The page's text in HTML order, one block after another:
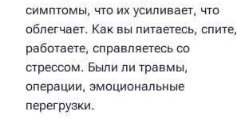
симптомы, что их усиливает, что
облегчает. Как вы питаетесь, спите,
работаете, справляетесь со
стрессом. Были ли травмы,
операции, эмоциональные
перегрузки.